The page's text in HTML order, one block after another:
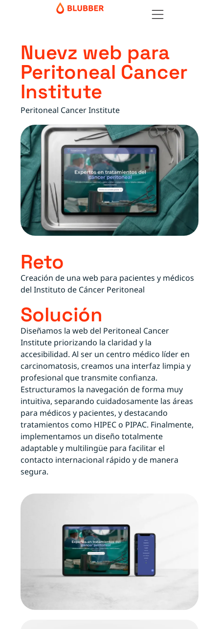
Nuevz web para
Peritoneal Cancer
Institute
Peritoneal Cancer Institute
Reto
Creación de una web para pacientes y médicos
del Instituto de Cáncer Peritoneal
Solución
Diseñamos la web del Peritoneal Cancer
Institute priorizando la claridad y la
accesibilidad. Al ser un centro médico líder en
carcinomatosis, creamos una interfaz limpia y
profesional que transmite confianza.
Estructuramos la navegación de forma muy
intuitiva, separando cuidadosamente las áreas
para médicos y pacientes, y destacando
tratamientos como HIPEC o PIPAC. Finalmente,
implementamos un diseño totalmente
adaptable y multilingüe para facilitar el
contacto internacional rápido y de manera
segura.